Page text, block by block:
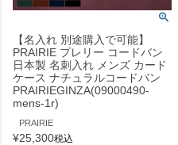
【名入れ 別途購入で可能】
PRAIRIE プレリー コードバン
日本製 名刺入れ メンズ カード
ケース ナチュラルコードバン
PRAIRIEGINZA(09000490-
mens-1r)
PRAIRIE
¥25,300税込